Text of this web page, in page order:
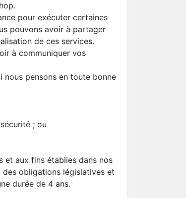
pour exécuter certaines
pouvons avoir à partager
de ces services.
à communiquer vos
pensons en toute bonne
; ou
et aux fins établies dans nos
obligations législatives et
durée de 4 ans.